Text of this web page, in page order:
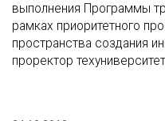
выполнения Программы
рамках приоритетного
пространства создания
проректор